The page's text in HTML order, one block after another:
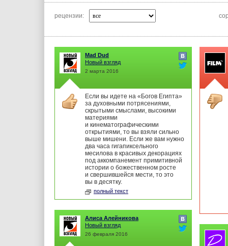
рецензии:
Mad Dud
Новый взгляд
2 марта 2016
Если вы идете на «Богов Египта»
за духовными потрясениями,
скрытыми смыслами, высокими
материями
и кинематографическими
открытиями, то вы взяли сильно
выше мишени. Если же вам нужно
два часа гигапиксельного
месилова в красивых декорациях
под аккомпанемент примитивной
истории о божественном росте
и свершившейся мести, то это
вы в десятку.
полный текст
Алиса Алейникова
Новый взгляд
26 февраля 2016